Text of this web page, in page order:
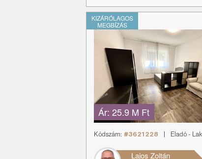
KIZÁRÓLAGOS
MEGBÍZÁS
Ár: 25.9 M Ft
Kódszám: #3621228 Eladó -
Lajos Zoltán